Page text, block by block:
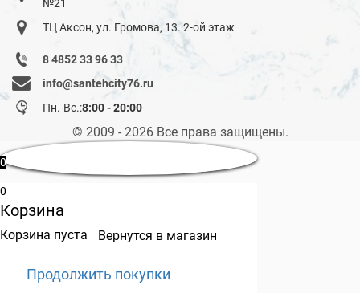
№21
ТЦ Аксон, ул. Громова, 13. 2-ой этаж
8 4852 33 96 33
info@santehcity76.ru
Пн.-Вс.:8:00 - 20:00
© 2009 - 2026 Все права защищены.
0
0
Корзина
Корзина пуста Вернутся в магазин
Продолжить покупки